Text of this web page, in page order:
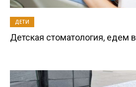
ДЕТИ
Детская стоматология, едем